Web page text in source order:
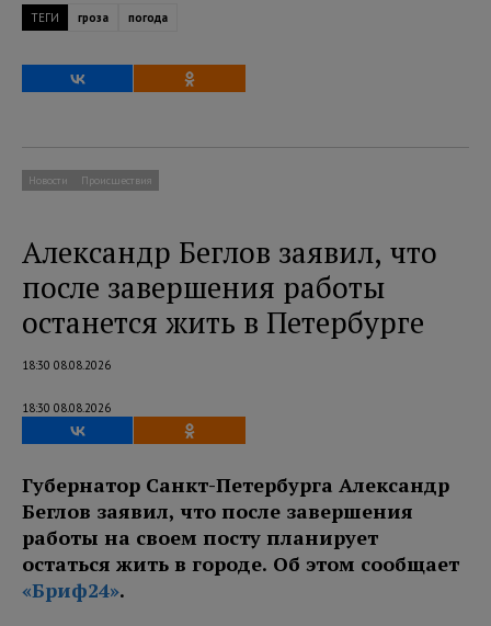
ТЕГИ гроза погода
Новости Происшествия
Александр Беглов заявил, что
после завершения работы
останется жить в Петербурге
18:30 08.08.2026
18:30 08.08.2026
Губернатор Санкт-Петербурга Александр
Беглов заявил, что после завершения
работы на своем посту планирует
остаться жить в городе. Об этом сообщает
«Бриф24».